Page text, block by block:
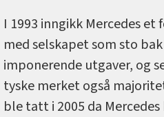
I 1993 inngikk Mercedes
med selskapet som sto
imponerende utgaver, og
tyske merket også
ble tatt i 2005 da